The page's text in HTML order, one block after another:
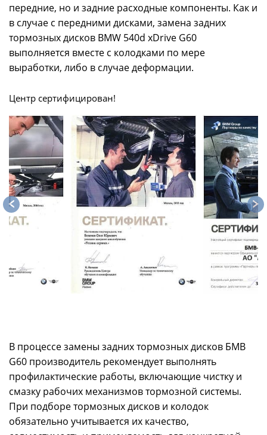
передние, но и задние расходные компоненты. Как и
в случае с передними дисками, замена задних
тормозных дисков BMW 540d xDrive G60
выполняется вместе с колодками по мере
выработки, либо в случае деформации.
Центр сертифицирован!
В процессе замены задних тормозных дисков БМВ
G60 производитель рекомендует выполнять
профилактические работы, включающие чистку и
смазку рабочих механизмов тормозной системы.
При подборе тормозных дисков и колодок
обязательно учитывается их качество,